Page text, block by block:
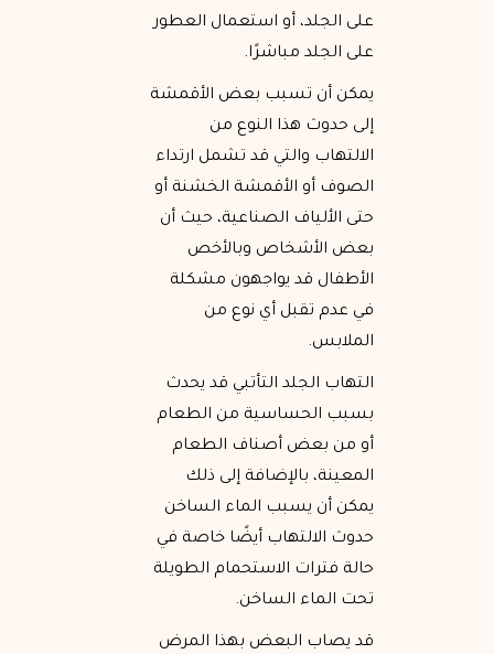
على الجلد، أو استعمال العطور
على الجلد مباشرًا.
يمكن أن تسبب بعض الأقمشة
إلى حدوث هذا النوع من
الالتهاب والتي قد تشمل ارتداء
الصوف أو الأقمشة الخشنة أو
حتى الألياف الصناعية، حيث أن
بعض الأشخاص وبالأخص
الأطفال قد يواجهون مشكلة
في عدم تقبل أي نوع من
الملابس.
التهاب الجلد التأتبي قد يحدث
بسبب الحساسية من الطعام
أو من بعض أصناف الطعام
المعينة، بالإضافة إلى ذلك
يمكن أن يسبب الماء الساخن
حدوث الالتهاب أيضًا خاصة في
حالة فترات الاستحمام الطويلة
تحت الماء الساخن.
قد يصاب البعض بهذا المرض